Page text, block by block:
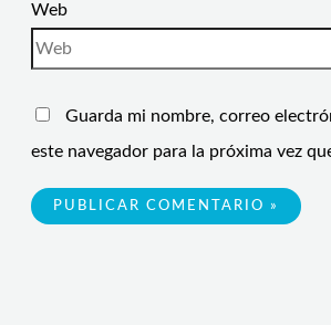
Web
Guarda mi nombre, correo
este navegador para la próxima vez